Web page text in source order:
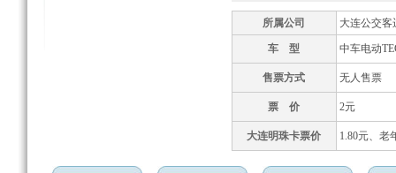
所属公司 大连公交客
车 型 中车电动
售票方式 无人售票
票 价 2元
大连明珠卡票价 1.80元、老